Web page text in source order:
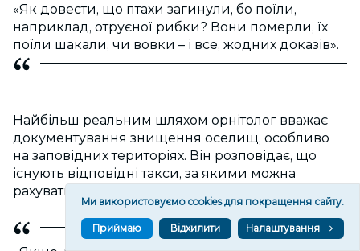
«Як довести, що птахи загинули, бо поїли,
наприклад, отруєної рибки? Вони померли, їх
поїли шакали, чи вовки – і все, жодних доказів».
Найбільш реальним шляхом орнітолог вважає
документування знищення оселищ, особливо
на заповідних територіях. Він розповідає, що
існують відповідні такси, за якими можна
рахувати деякі (далеко не всі) екологічні збитки:
Ми використовуємо cookies для покращення сайту.
Приймаю Відхилити Налаштування